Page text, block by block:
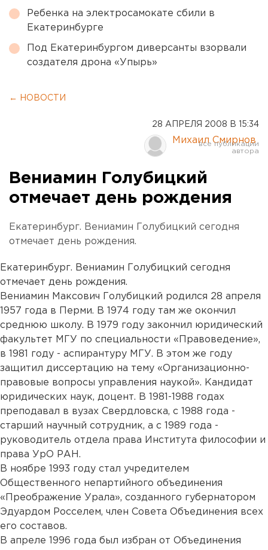
Ребенка на электросамокате сбили в
Екатеринбурге
Под Екатеринбургом диверсанты взорвали
создателя дрона «Упырь»
← НОВОСТИ
28 АПРЕЛЯ 2008 В 15:34
Михаил Смирнов
Вениамин Голубицкий
отмечает день рождения
Екатеринбург. Вениамин Голубицкий сегодня
отмечает день рождения.
Екатеринбург. Вениамин Голубицкий сегодня
отмечает день рождения.
Вениамин Максович Голубицкий родился 28 апреля
1957 года в Перми. В 1974 году там же окончил
среднюю школу. В 1979 году закончил юридический
факультет МГУ по специальности «Правоведение»,
в 1981 году - аспирантуру МГУ. В этом же году
защитил диссертацию на тему «Организационно-
правовые вопросы управления наукой». Кандидат
юридических наук, доцент. В 1981-1988 годах
преподавал в вузах Свердловска, с 1988 года -
старший научный сотрудник, а с 1989 года -
руководитель отдела права Института философии и
права УрО РАН.
В ноябре 1993 году стал учредителем
Общественного непартийного объединения
«Преображение Урала», созданного губернатором
Эдуардом Росселем, член Совета Объединения всех
его составов.
В апреле 1996 года был избран от Объединения